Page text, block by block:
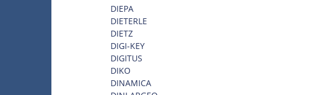
DIEPA
DIETERLE
DIETZ
DIGI-KEY
DIGITUS
DIKO
DINAMICA